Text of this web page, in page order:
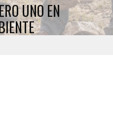
UNO EN